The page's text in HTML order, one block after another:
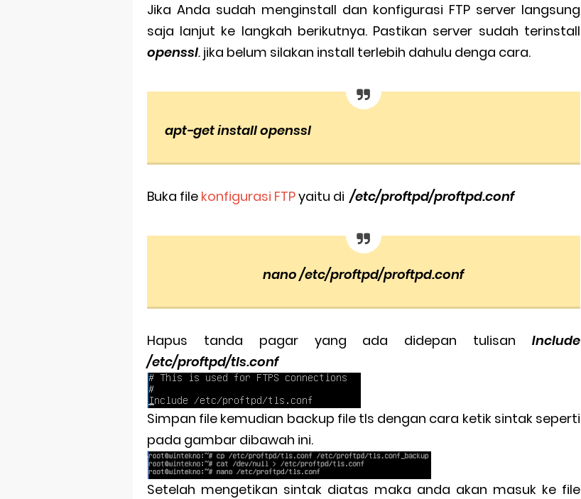
Jika Anda sudah menginstall dan konfigurasi FTP server langsung
saja lanjut ke langkah berikutnya. Pastikan server sudah terinstall
openssl. jika belum silakan install terlebih dahulu denga cara.
apt-get install openssl
Buka file konfigurasi FTPyaitu di/etc/proftpd/proftpd.conf
nano /etc/proftpd/proftpd.conf
Hapus tanda pagar yang ada didepan tulisan Include
/etc/proftpd/tls.conf
Simpan file kemudian backup file tls dengan cara ketik sintak seperti
pada gambar dibawah ini.
Setelah mengetikan sintak diatas maka anda akan masuk ke file